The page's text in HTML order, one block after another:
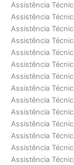
Assistência
Assistência
Assistência
Assistência
Assistência
Assistência
Assistência
Assistência
Assistência
Assistência
Assistência
Assistência
Assistência
Assistência